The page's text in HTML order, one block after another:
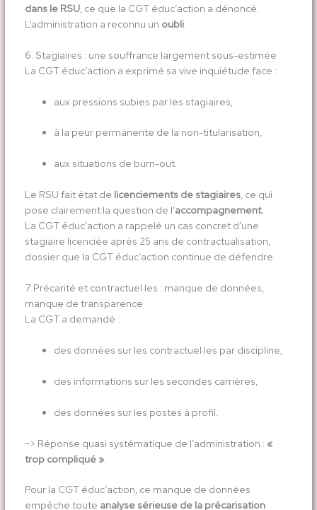
dans le RSU, ce que la CGT éduc’action a dénoncé.
L’administration a reconnu un oubli.
6. Stagiaires : une souffrance largement sous-estimée
La CGT éduc’action a exprimé sa vive inquiétude face :
aux pressions subies par les stagiaires,
à la peur permanente de la non-titularisation,
aux situations de burn-out.
Le RSU fait état de licenciements de stagiaires, ce qui
pose clairement la question de l’accompagnement.
La CGT éduc’action a rappelé un cas concret d’une
stagiaire licenciée après 25 ans de contractualisation,
dossier que la CGT éduc’action continue de défendre.
7. Précarité et contractuel·les : manque de données,
manque de transparence
La CGT a demandé :
des données sur les contractuel·les par discipline,
des informations sur les secondes carrières,
des données sur les postes à profil.
–> Réponse quasi systématique de l’administration :«
trop compliqué ».
Pour la CGT éduc’action, ce manque de données
empêche toute analyse sérieuse de la précarisation